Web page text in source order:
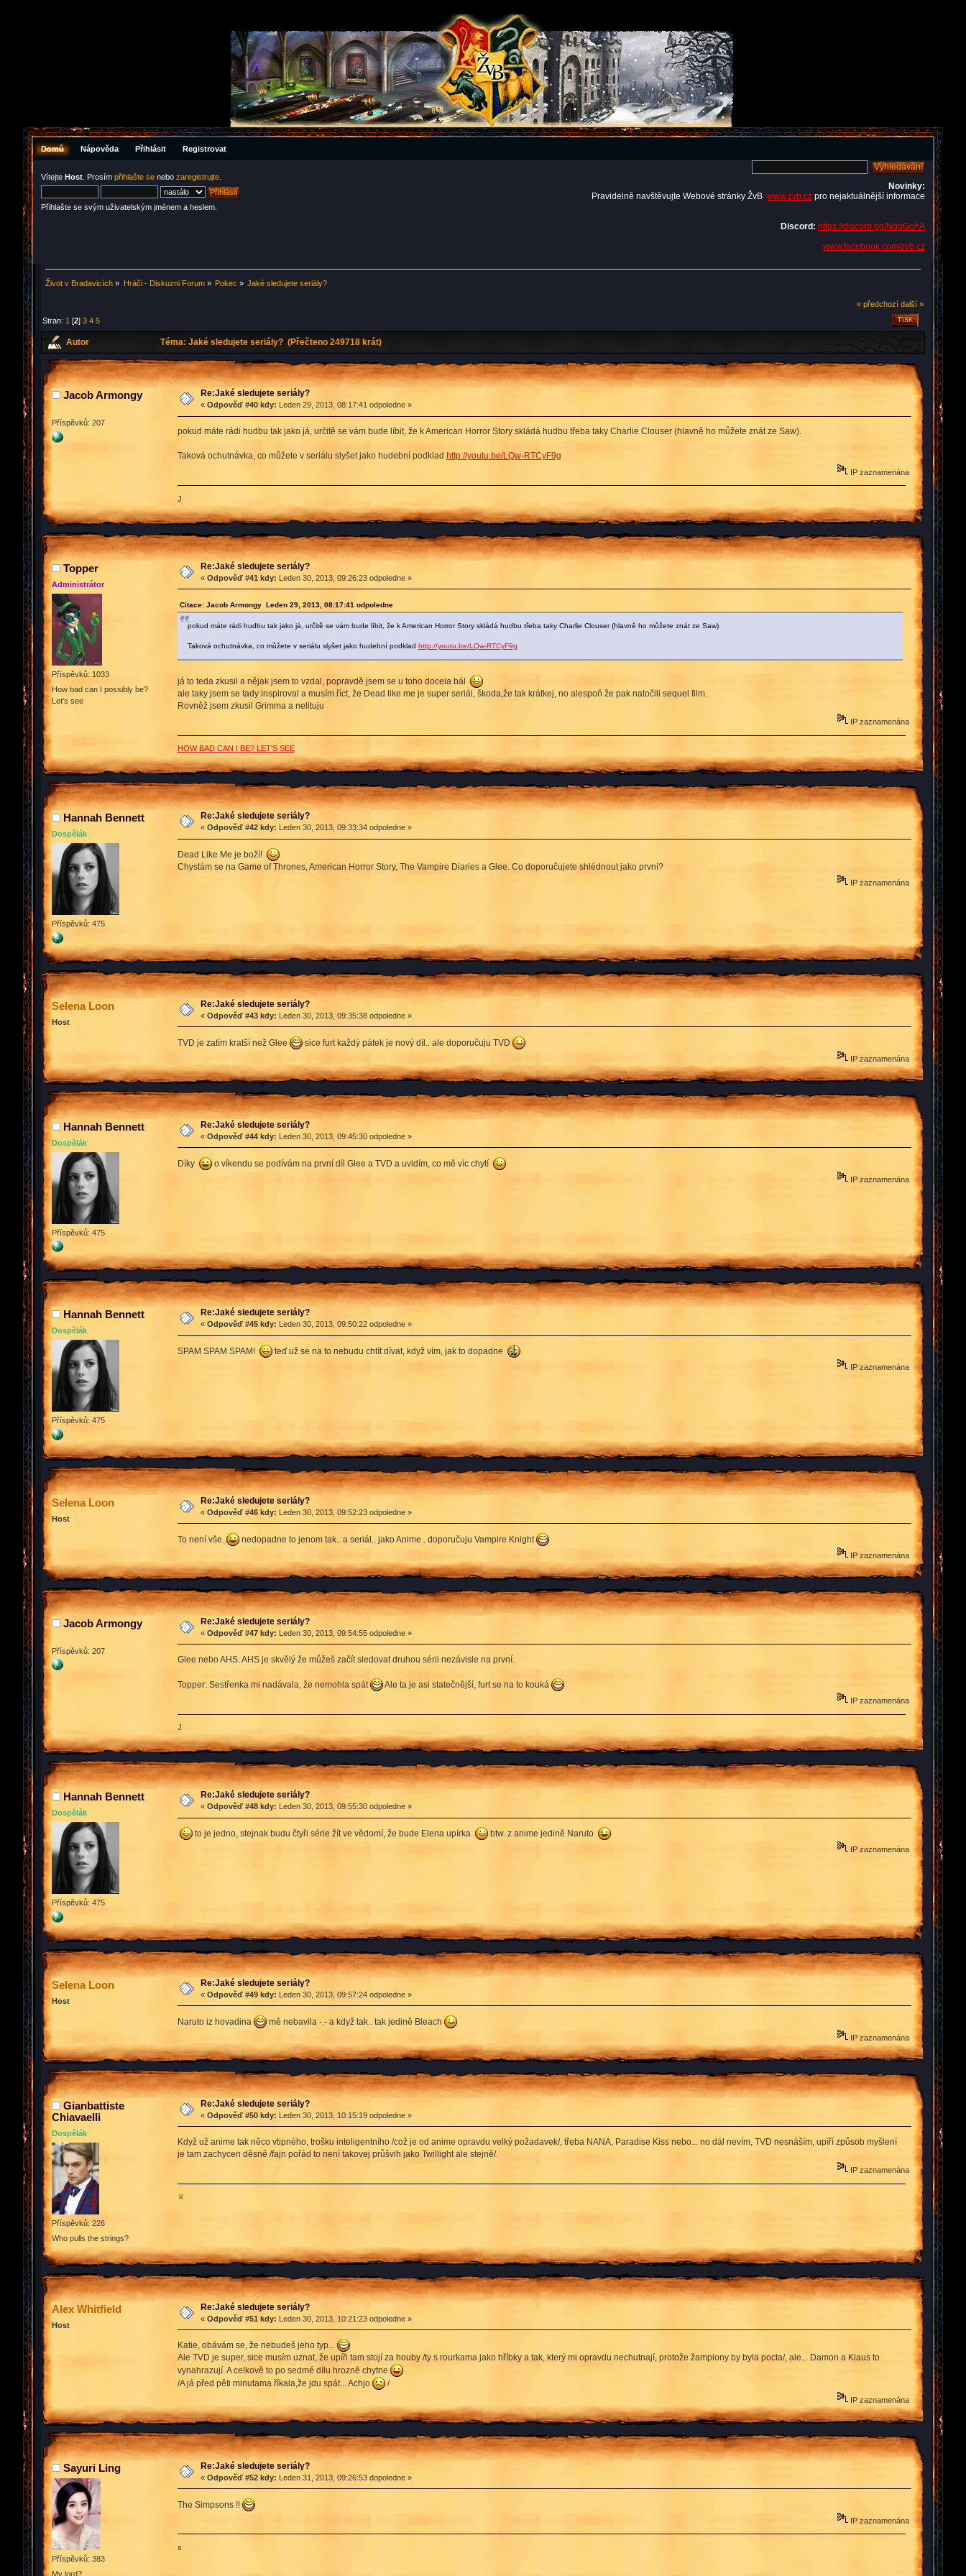
Domů Nápověda Přihlásit Registrovat
Vítejte Host . Prosím přihlašte se nebo zaregistrujte
Přihlašte se svým uživatelským jménem a heslem.
Novinky:
Pravidelně navštěvujte Webové stránky ŽvB www.zvb.cz pro nejaktuálnější informace
Discord: https://discord.gg/NqqGcAA
www.facebook.com/zvb.cz
Život v Bradavicích » Hráči - Diskuzni Forum» Pokec » Jaké sledujete seriály?
« předchozí další »
TISK
Stran: 1 [2]3 4 5
Autor Téma: Jaké sledujete seriály? (Přečteno 249718 krát)
Jacob Armongy
Příspěvků: 207
Re:Jaké sledujete seriály?
« Odpověď #40 kdy: Leden 29, 2013, 08:17:41 odpoledne »
pokud máte rádi hudbu tak jako já, určitě se vám bude líbit, že k American Horror Story skládá hudbu třeba taky Charlie Clouser (hlavně ho můžete znát ze Saw).
Taková ochutnávka, co můžete v seriálu slyšet jako hudební podklad http://youtu.be/LQw-RTCyF9g
IP zaznamenána
J
Topper
Administrátor
Příspěvků: 1033
How bad can I possibly be?
Let's see
Re:Jaké sledujete seriály?
« Odpověď #41 kdy: Leden 30, 2013, 09:26:23 odpoledne »
Citace: Jacob Armongy Leden 29, 2013, 08:17:41 odpoledne
pokud máte rádi hudbu tak jako já, určitě se vám bude líbit, že k American Horror Story skládá hudbu třeba taky Charlie Clouser (hlavně ho můžete znát ze Saw).
Taková ochutnávka, co můžete v seriálu slyšet jako hudební podklad http://youtu.be/LQw-RTCyF9g
já to teda zkusil a nějak jsem to vzdal, popravdě jsem se u toho docela bál
ale taky jsem se tady inspiroval a musím říct, že Dead like me je super seriál, škoda,že tak krátkej, no alespoň že pak natočili sequel film.
Rovněž jsem zkusil Grimma a nelituju
IP zaznamenána
HOW BAD CAN I BE? LET'S SEE
Hannah Bennett
Dospělák
Příspěvků: 475
Re:Jaké sledujete seriály?
« Odpověď #42 kdy: Leden 30, 2013, 09:33:34 odpoledne »
Dead Like Me je boží!
Chystám se na Game of Thrones, American Horror Story, The Vampire Diaries a Glee. Co doporučujete shlédnout jako první?
IP zaznamenána
Selena Loon
Host
Re:Jaké sledujete seriály?
« Odpověď #43 kdy: Leden 30, 2013, 09:35:38 odpoledne »
TVD je zatím kratší než Glee sice furt každý pátek je nový díl.. ale doporučuju TVD
IP zaznamenána
Hannah Bennett
Dospělák
Příspěvků: 475
Re:Jaké sledujete seriály?
« Odpověď #44 kdy: Leden 30, 2013, 09:45:30 odpoledne »
Díky o víkendu se podívám na první díl Glee a TVD a uvidím, co mě víc chytí
IP zaznamenána
Hannah Bennett
Dospělák
Příspěvků: 475
Re:Jaké sledujete seriály?
« Odpověď #45 kdy: Leden 30, 2013, 09:50:22 odpoledne »
SPAM SPAM SPAM! teď už se na to nebudu chtít dívat, když vím, jak to dopadne
IP zaznamenána
Selena Loon
Host
Re:Jaké sledujete seriály?
« Odpověď #46 kdy: Leden 30, 2013, 09:52:23 odpoledne »
To není vše.. nedopadne to jenom tak.. a seriál.. jako Anime.. doporučuju Vampire Knight
IP zaznamenána
Jacob Armongy
Příspěvků: 207
Re:Jaké sledujete seriály?
« Odpověď #47 kdy: Leden 30, 2013, 09:54:55 odpoledne »
Glee nebo AHS. AHS je skvělý že můžeš začít sledovat druhou sérii nezávisle na první.
Topper: Sestřenka mi nadávala, že nemohla spát Ale ta je asi statečnější, furt se na to kouká
IP zaznamenána
J
Hannah Bennett
Dospělák
Příspěvků: 475
Re:Jaké sledujete seriály?
« Odpověď #48 kdy: Leden 30, 2013, 09:55:30 odpoledne »
to je jedno, stejnak budu čtyři série žít ve vědomí, že bude Elena upírka btw. z anime jedině Naruto
IP zaznamenána
Selena Loon
Host
Re:Jaké sledujete seriály?
« Odpověď #49 kdy: Leden 30, 2013, 09:57:24 odpoledne »
Naruto iz hovadina mě nebavila -.- a když tak.. tak jedině Bleach
IP zaznamenána
Gianbattiste
Chiavaelli
Dospělák
Příspěvků: 226
Who pulls the strings?
Re:Jaké sledujete seriály?
« Odpověď #50 kdy: Leden 30, 2013, 10:15:19 odpoledne »
Když už anime tak něco vtipného, trošku inteligentního /což je od anime opravdu velký požadavek/, třeba NANA, Paradise Kiss nebo... no dál nevím, TVD nesnáším, upíří způsob myšlení
je tam zachycen děsně /fajn pořád to není takovej průšvih jako Twillight ale stejně/.
IP zaznamenána
♕
Alex Whitfield
Host
Re:Jaké sledujete seriály?
« Odpověď #51 kdy: Leden 30, 2013, 10:21:23 odpoledne »
Katie, obávám se, že nebudeš jeho typ...
Ale TVD je super, sice musím uznat, že upíři tam stojí za houby /ty s rourkama jako hříbky a tak, který mi opravdu nechutnají, protože žampiony by byla pocta/, ale... Damon a Klaus to
vynahrazují. A celkově to po sedmé dílu hrozně chytne
/A já před pěti minutama říkala,že jdu spát... Achjo
/
IP zaznamenána
Sayuri Ling
Příspěvků: 383
My lord?
Re:Jaké sledujete seriály?
« Odpověď #52 kdy: Leden 31, 2013, 09:26:53 dopoledne »
The Simpsons !!
IP zaznamenána
s